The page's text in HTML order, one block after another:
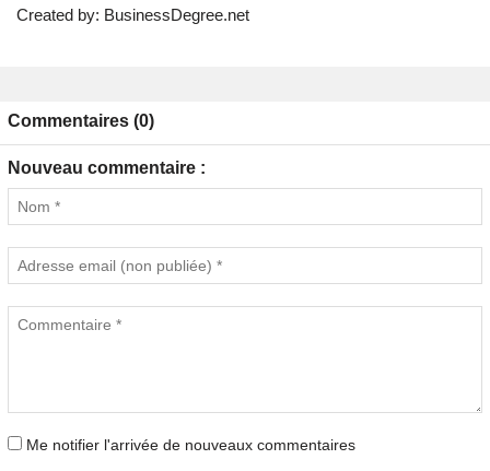
Created by: BusinessDegree.net
Commentaires (0)
Nouveau commentaire :
Me notifier l'arrivée de nouveaux commentaires